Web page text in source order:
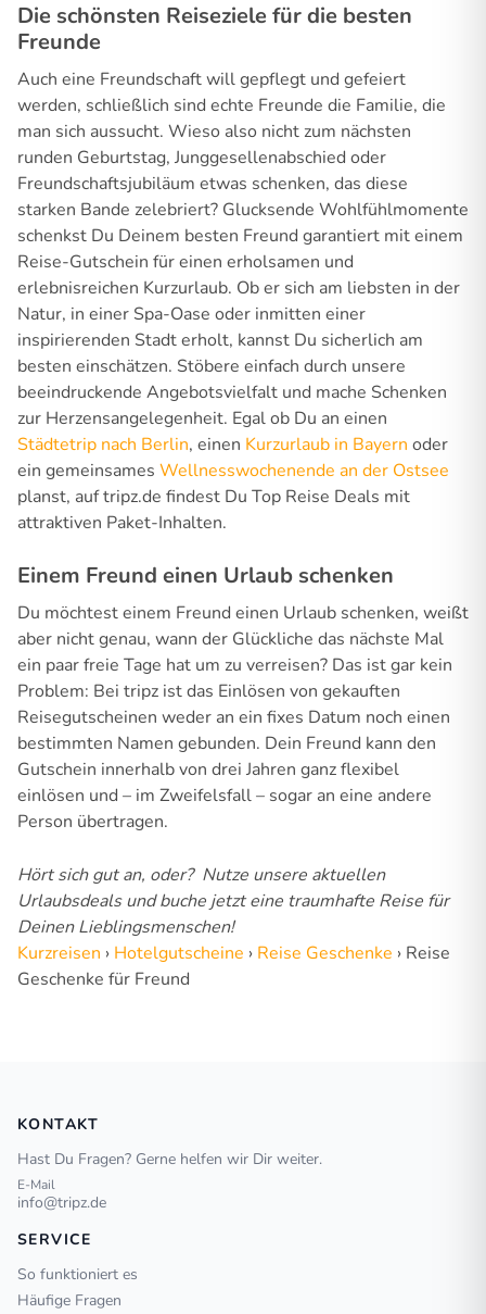
Die schönsten Reiseziele für die besten
Freunde
Auch eine Freundschaft will gepflegt und gefeiert
werden, schließlich sind echte Freunde die Familie, die
man sich aussucht. Wieso also nicht zum nächsten
runden Geburtstag, Junggesellenabschied oder
Freundschaftsjubiläum etwas schenken, das diese
starken Bande zelebriert? Glucksende Wohlfühlmomente
schenkst Du Deinem besten Freund garantiert mit einem
Reise-Gutschein für einen erholsamen und
erlebnisreichen Kurzurlaub. Ob er sich am liebsten in der
Natur, in einer Spa-Oase oder inmitten einer
inspirierenden Stadt erholt, kannst Du sicherlich am
besten einschätzen. Stöbere einfach durch unsere
beeindruckende Angebotsvielfalt und mache Schenken
zur Herzensangelegenheit. Egal ob Du an einen
Städtetrip nach Berlin, einen Kurzurlaub in Bayern oder
ein gemeinsames Wellnesswochenende an der Ostsee
planst, auf tripz.de findest Du Top Reise Deals mit
attraktiven Paket-Inhalten.
Einem Freund einen Urlaub schenken
Du möchtest einem Freund einen Urlaub schenken, weißt
aber nicht genau, wann der Glückliche das nächste Mal
ein paar freie Tage hat um zu verreisen? Das ist gar kein
Problem: Bei tripz ist das Einlösen von gekauften
Reisegutscheinen weder an ein fixes Datum noch einen
bestimmten Namen gebunden. Dein Freund kann den
Gutschein innerhalb von drei Jahren ganz flexibel
einlösen und – im Zweifelsfall – sogar an eine andere
Person übertragen.
Hört sich gut an, oder? Nutze unsere aktuellen
Urlaubsdeals und buche jetzt eine traumhafte Reise für
Deinen Lieblingsmenschen!
Kurzreisen › Hotelgutscheine › Reise Geschenke › Reise
Geschenke für Freund
KONTAKT
Hast Du Fragen? Gerne helfen wir Dir weiter.
E-Mail
info@tripz.de
SERVICE
So funktioniert es
Häufige Fragen